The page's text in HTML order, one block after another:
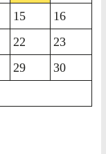
15
16
22
23
29
30